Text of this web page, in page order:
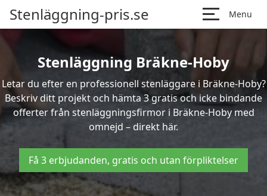
Stenläggning-pris.se Menu
Stenläggning Bräkne-Hoby
Letar du efter en professionell stenläggare i Bräkne-Hoby?
Beskriv ditt projekt och hämta 3 gratis och icke bindande
offerter från stenläggningsfirmor i Bräkne-Hoby med
omnejd – direkt här.
Få 3 erbjudanden, gratis och utan förpliktelser